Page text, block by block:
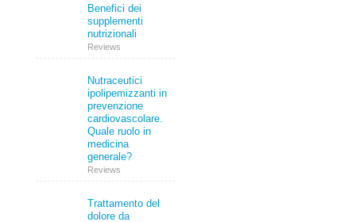
Benefici dei
supplementi
nutrizionali
Reviews
Nutraceutici
ipolipemizzanti in
prevenzione
cardiovascolare.
Quale ruolo in
medicina
generale?
Reviews
Trattamento del
dolore da